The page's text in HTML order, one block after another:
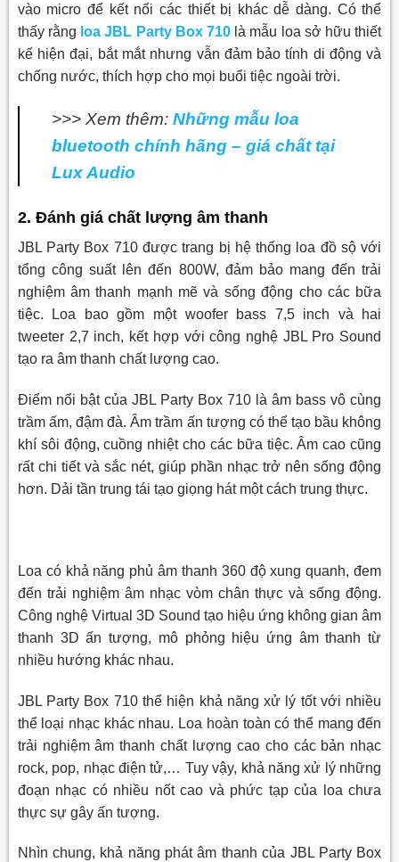
vào micro để kết nối các thiết bị khác dễ dàng. Có thể
thấy rằng loa JBL Party Box 710 là mẫu loa sở hữu thiết
kế hiện đại, bắt mắt nhưng vẫn đảm bảo tính di động và
chống nước, thích hợp cho mọi buổi tiệc ngoài trời.
>>> Xem thêm: Những mẫu loa
bluetooth chính hãng – giá chất tại
Lux Audio
2. Đánh giá chất lượng âm thanh
JBL Party Box 710 được trang bị hệ thống loa đồ sộ với
tổng công suất lên đến 800W, đảm bảo mang đến trải
nghiệm âm thanh mạnh mẽ và sống động cho các bữa
tiệc. Loa bao gồm một woofer bass 7,5 inch và hai
tweeter 2,7 inch, kết hợp với công nghệ JBL Pro Sound
tạo ra âm thanh chất lượng cao.
Điểm nổi bật của JBL Party Box 710 là âm bass vô cùng
trầm ấm, đậm đà. Âm trầm ấn tượng có thể tạo bầu không
khí sôi động, cuồng nhiệt cho các bữa tiệc. Âm cao cũng
rất chi tiết và sắc nét, giúp phần nhạc trở nên sống động
hơn. Dải tần trung tái tạo giọng hát một cách trung thực.
Loa có khả năng phủ âm thanh 360 độ xung quanh, đem
đến trải nghiệm âm nhạc vòm chân thực và sống động.
Công nghệ Virtual 3D Sound tạo hiệu ứng không gian âm
thanh 3D ấn tượng, mô phỏng hiệu ứng âm thanh từ
nhiều hướng khác nhau.
JBL Party Box 710 thể hiện khả năng xử lý tốt với nhiều
thể loại nhạc khác nhau. Loa hoàn toàn có thể mang đến
trải nghiệm âm thanh chất lượng cao cho các bản nhạc
rock, pop, nhạc điện tử,… Tuy vậy, khả năng xử lý những
đoạn nhạc có nhiều nốt cao và phức tạp của loa chưa
thực sự gây ấn tượng.
Nhìn chung, khả năng phát âm thanh của JBL Party Box